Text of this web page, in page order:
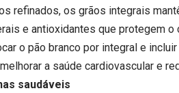
refinados, os grãos integrais
e antioxidantes que protegem
o pão branco por integral e
a saúde cardiovascular e
saudáveis